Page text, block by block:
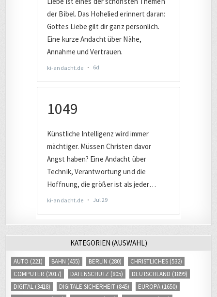
KATEGORIEN (AUSWAHL)
AUTO (221) BAHN (455) BERLIN (280) CHRISTLICHES (532)
COMPUTER (2017) DATENSCHUTZ (805) DEUTSCHLAND (1899)
DIGITAL (3418) DIGITALE SICHERHEIT (845) EUROPA (1650)